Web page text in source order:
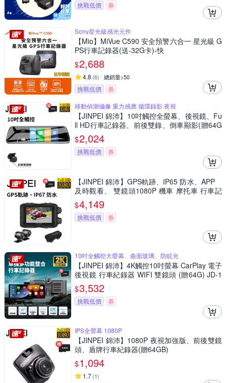
挑戰低價 券
Sony星光級感光元件
【Mio】MiVue C590 安全預警六合一 星光級 G
PS行車記錄器(送-32G卡)-快
$2,688
4.8 (6) 總銷量>50
挑戰低價
券
移動偵測攝像 重力感應 循環錄影 夜視
【JINPEI 錦沛】10吋觸控全螢幕、後視鏡、Fu
ll HD行車記錄器、前後雙錄、倒車顯影(贈64G
B)
$2,024
挑戰低價 券
【JINPEI 錦沛】GPS軌跡、IP65 防水、APP
及時觀看、 雙鏡頭1080P 機車 摩托車 行車記
錄器 (贈64GB)
$4,149
挑戰低價 券
10吋全觸控大螢幕、曲面玻璃、防眩光
【JINPEI 錦沛】4K觸控10吋螢幕 CarPlay 電子
後視鏡 行車紀錄器 WIFI 雙鏡頭 (贈64G) JD-1
8B
$3,532
挑戰低價 券
IPS全螢幕 1080P
【JINPEI 錦沛】1080P 夜視加強版、前後雙鏡
頭、盾牌行車紀錄器(贈64GB)
$1,094
1.7(1)